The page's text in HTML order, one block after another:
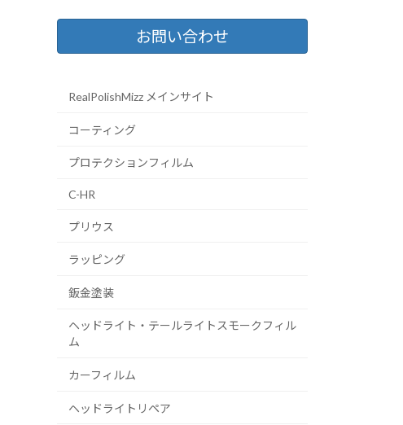
お問い合わせ
RealPolishMizz メインサイト
コーティング
プロテクションフィルム
C-HR
プリウス
ラッピング
鈑金塗装
ヘッドライト・テールライトスモークフィル
ム
カーフィルム
ヘッドライトリペア